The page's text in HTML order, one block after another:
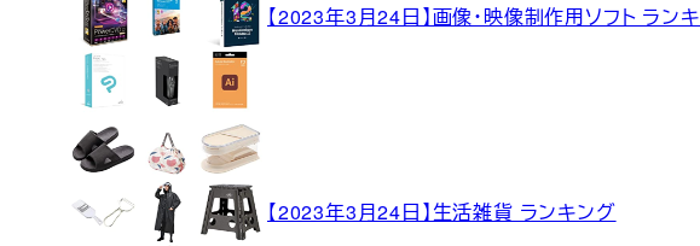
【2023年3月24日】画像・映像制作用ソフト ラン
【2023年3月24日】生活雑貨 ランキング